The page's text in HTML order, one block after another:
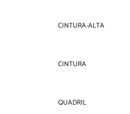
CINTURA-ALTA
CINTURA
QUADRIL